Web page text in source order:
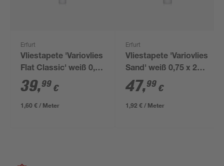
Erfurt
Vliestapete 'Variovlies
Flat Classic' weiß 0,75
x 25 m
39,99 €
1,60 € / Meter
Erfurt
Vliestapete 'Variovlies
Sand' weiß 0,75 x 25
m
47,99 €
1,92 € / Meter